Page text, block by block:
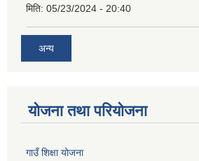
मिति: 05/23/2024 - 20:40
अन्य
योजना तथा परियोजना
गाउँ शिक्षा योजना